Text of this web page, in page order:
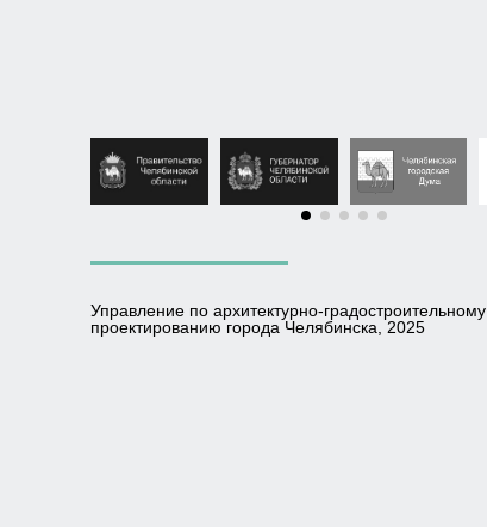
Управление по архитектурно-градостроительному
проектированию города Челябинска, 2025